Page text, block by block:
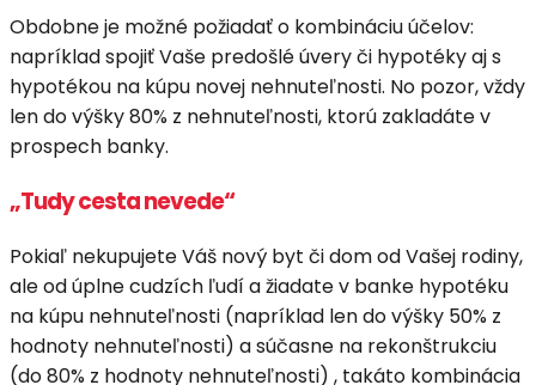
Obdobne je možné požiadať o kombináciu účelov:
napríklad spojiť Vaše predošlé úvery či hypotéky aj s
hypotékou na kúpu novej nehnuteľnosti. No pozor, vždy
len do výšky 80% z nehnuteľnosti, ktorú zakladáte v
prospech banky.
„Tudy cesta nevede“
Pokiaľ nekupujete Váš nový byt či dom od Vašej rodiny,
ale od úplne cudzích ľudí a žiadate v banke hypotéku
na kúpu nehnuteľnosti (napríklad len do výšky 50% z
hodnoty nehnuteľnosti) a súčasne na rekonštrukciu
(do 80% z hodnoty nehnuteľnosti) , takáto kombinácia